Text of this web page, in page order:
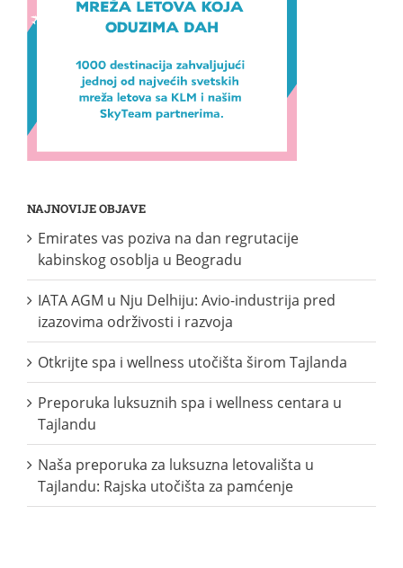
NAJNOVIJE OBJAVE
Emirates vas poziva na dan regrutacije
kabinskog osoblja u Beogradu
IATA AGM u Nju Delhiju: Avio-industrija pred
izazovima održivosti i razvoja
Otkrijte spa i wellness utočišta širom Tajlanda
Preporuka luksuznih spa i wellness centara u
Tajlandu
Naša preporuka za luksuzna letovališta u
Tajlandu: Rajska utočišta za pamćenje